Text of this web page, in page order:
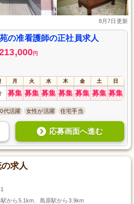
8月7日更新
の准看護師の正社員求人
円
月 火 水 木 金 土 日
募集 募集 募集 募集 募集 募集 募集
代活躍 女性が活躍 住宅手当
応募画面へ進む
求人
から5.1km、島原駅から3.9km